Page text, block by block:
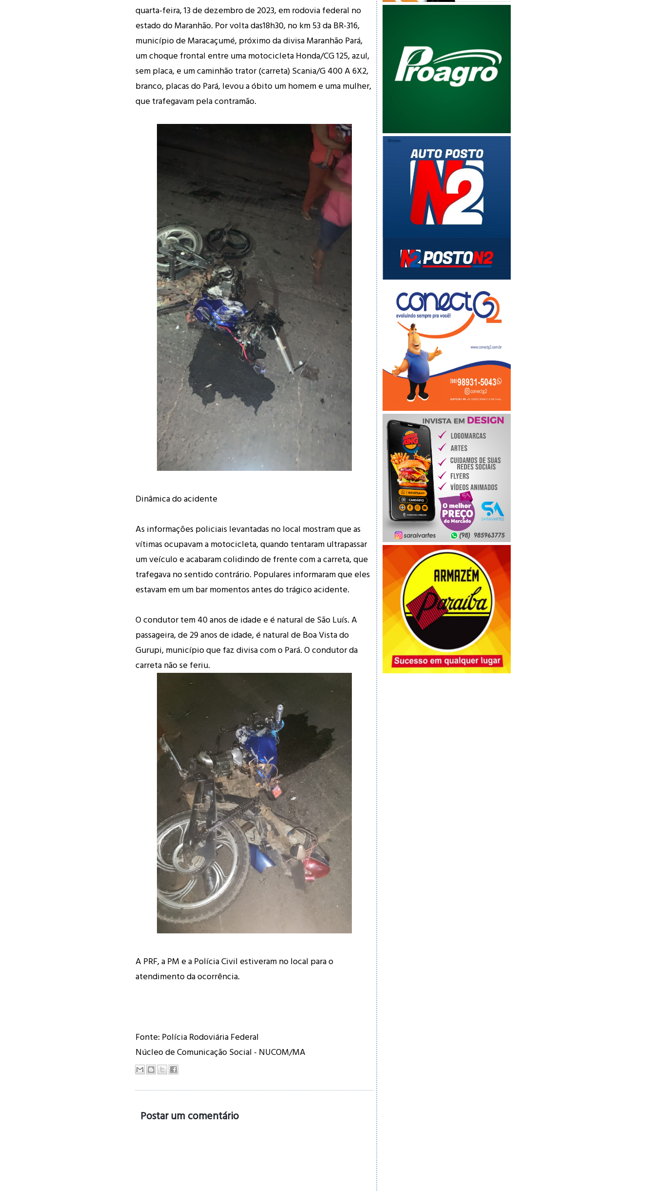
quarta-feira, 13 de dezembro de 2023, em rodovia federal no
estado do Maranhão. Por volta das18h30, no km 53 da BR-316,
município de Maracaçumé, próximo da divisa Maranhão Pará,
um choque frontal entre uma motocicleta Honda/CG 125, azul,
sem placa, e um caminhão trator (carreta) Scania/G 400 A 6X2,
branco, placas do Pará, levou a óbito um homem e uma mulher,
que trafegavam pela contramão.
Dinâmica do acidente
As informações policiais levantadas no local mostram que as
vítimas ocupavam a motocicleta, quando tentaram ultrapassar
um veículo e acabaram colidindo de frente com a carreta, que
trafegava no sentido contrário. Populares informaram que eles
estavam em um bar momentos antes do trágico acidente.
O condutor tem 40 anos de idade e é natural de São Luís. A
passageira, de 29 anos de idade, é natural de Boa Vista do
Gurupi, município que faz divisa com o Pará. O condutor da
carreta não se feriu.
A PRF, a PM e a Polícia Civil estiveram no local para o
atendimento da ocorrência.
Fonte: Polícia Rodoviária Federal
Núcleo de Comunicação Social - NUCOM/MA
Postar um comentário